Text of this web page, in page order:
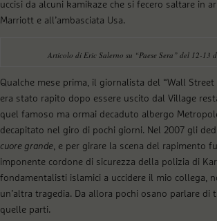
uccisi da alcuni kamikaze che si fecero saltare in
Marriott e all’ambasciata Usa.
Articolo di Eric Salerno su “Paese Sera” del 12-13
Qualche mese prima, il giornalista del “Wall Street
era stato rapito dopo essere uscito dal Village
quel famoso ma ormai decaduto albergo
decapitato nel giro di pochi giorni. Nel 2007 gli
cuore grande, e per girare la scena del rapimento
imponente cordone di sicurezza della polizia di
fondamentalisti islamici a uccidere il mio collega,
un’altra tragedia. Da allora pochi osano parlare di
quelle parti.